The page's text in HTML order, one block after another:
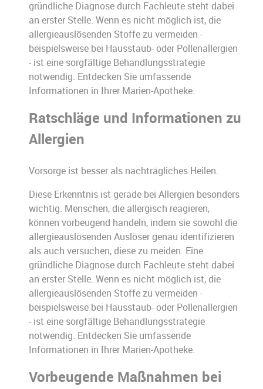
gründliche Diagnose durch Fachleute steht dabei
an erster Stelle. Wenn es nicht möglich ist, die
allergieauslösenden Stoffe zu vermeiden -
beispielsweise bei Hausstaub- oder Pollenallergien
- ist eine sorgfältige Behandlungsstrategie
notwendig. Entdecken Sie umfassende
Informationen in Ihrer Marien-Apotheke.
Ratschläge und Informationen zu
Allergien
Vorsorge ist besser als nachträgliches Heilen.
Diese Erkenntnis ist gerade bei Allergien besonders
wichtig. Menschen, die allergisch reagieren,
können vorbeugend handeln, indem sie sowohl die
allergieauslösenden Auslöser genau identifizieren
als auch versuchen, diese zu meiden. Eine
gründliche Diagnose durch Fachleute steht dabei
an erster Stelle. Wenn es nicht möglich ist, die
allergieauslösenden Stoffe zu vermeiden -
beispielsweise bei Hausstaub- oder Pollenallergien
- ist eine sorgfältige Behandlungsstrategie
notwendig. Entdecken Sie umfassende
Informationen in Ihrer Marien-Apotheke.
Vorbeugende Maßnahmen bei